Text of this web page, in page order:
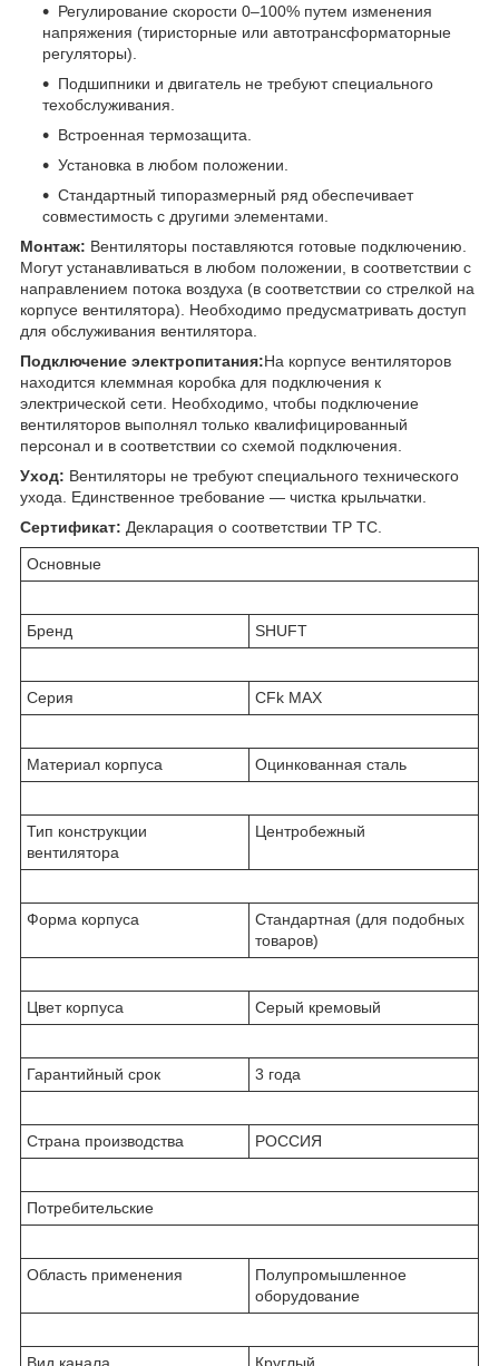
Регулирование скорости 0–100% путем изменения
напряжения (тиристорные или автотрансформаторные
регуляторы).
Подшипники и двигатель не требуют специального
техобслуживания.
Встроенная термозащита.
Установка в любом положении.
Стандартный типоразмерный ряд обеспечивает
совместимость с другими элементами.
Монтаж: Вентиляторы поставляются готовые подключению.
Могут устанавливаться в любом положении, в соответствии с
направлением потока воздуха (в соответствии со стрелкой на
корпусе вентилятора). Необходимо предусматривать доступ
для обслуживания вентилятора.
Подключение электропитания:На корпусе вентиляторов
находится клеммная коробка для подключения к
электрической сети. Необходимо, чтобы подключение
вентиляторов выполнял только квалифицированный
персонал и в соответствии со схемой подключения.
Уход: Вентиляторы не требуют специального технического
ухода. Единственное требование — чистка крыльчатки.
Сертификат: Декларация о соответствии ТР ТС.
Основные
Бренд SHUFT
Серия CFk MAX
Материал корпуса Оцинкованная сталь
Тип конструкции
вентилятора
Центробежный
Форма корпуса
Стандартная (для подобных
товаров)
Цвет корпуса Серый кремовый
Гарантийный срок 3 года
Страна производства РОССИЯ
Потребительские
Область применения
Полупромышленное
оборудование
Вид канала Круглый